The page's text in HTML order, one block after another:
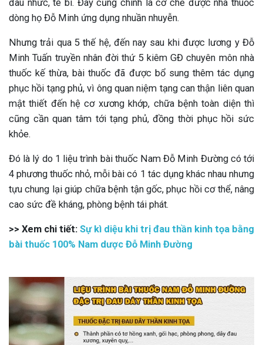
đau nhức, tê bì. Đây cũng chính là cơ chế được nhà thuốc
dòng họ Đỗ Minh ứng dụng nhuần nhuyễn.
Nhưng trải qua 5 thế hệ, đến nay sau khi được lương y Đỗ
Minh Tuấn truyền nhân đời thứ 5 kiêm GĐ chuyên môn nhà
thuốc kế thừa, bài thuốc đã được bổ sung thêm tác dụng
phục hồi tạng phủ, vì ông quan niệm tạng can thận liên quan
mật thiết đến hệ cơ xương khớp, chữa bệnh toàn diện thì
cũng cần quan tâm tới tạng phủ, đồng thời phục hồi sức
khỏe.
Đó là lý do 1 liệu trình bài thuốc Nam Đỗ Minh Đường có tới
4 phương thuốc nhỏ, mỗi bài có 1 tác dụng khác nhau nhưng
tựu chung lại giúp chữa bệnh tận gốc, phục hồi cơ thể, nâng
cao sức đề kháng, phòng bệnh tái phát.
>> Xem chi tiết: Sự kì diệu khi trị đau thần kinh tọa bằng
bài thuốc 100% Nam dược Đỗ Minh Đường